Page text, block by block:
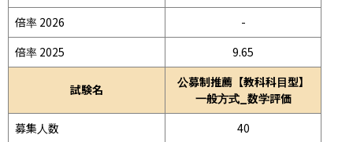
倍率 2026
-
倍率 2025
9.65
試験名
公募制推薦【教科科目型】
一般方式_数学評価
募集人数
40